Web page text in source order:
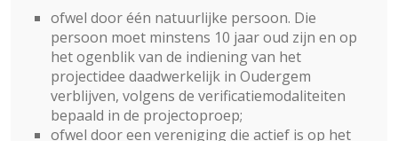
ofwel door één natuurlijke persoon. Die
persoon moet minstens 10 jaar oud zijn en op
het ogenblik van de indiening van het
projectidee daadwerkelijk in Oudergem
verblijven, volgens de verificatiemodaliteiten
bepaald in de projectoproep;
ofwel door een vereniging die actief is op het